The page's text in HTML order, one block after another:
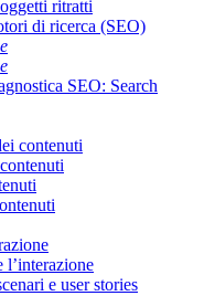
ritratti
di ricerca (SEO)
SEO: Search
contenuti
l’interazione
e user stories